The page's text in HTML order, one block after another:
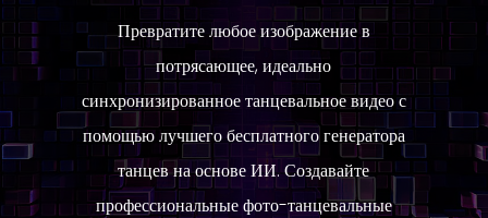
Превратите любое изображение в
потрясающее, идеально
синхронизированное танцевальное видео с
помощью лучшего бесплатного генератора
танцев на основе ИИ. Создавайте
профессиональные фото-танцевальные